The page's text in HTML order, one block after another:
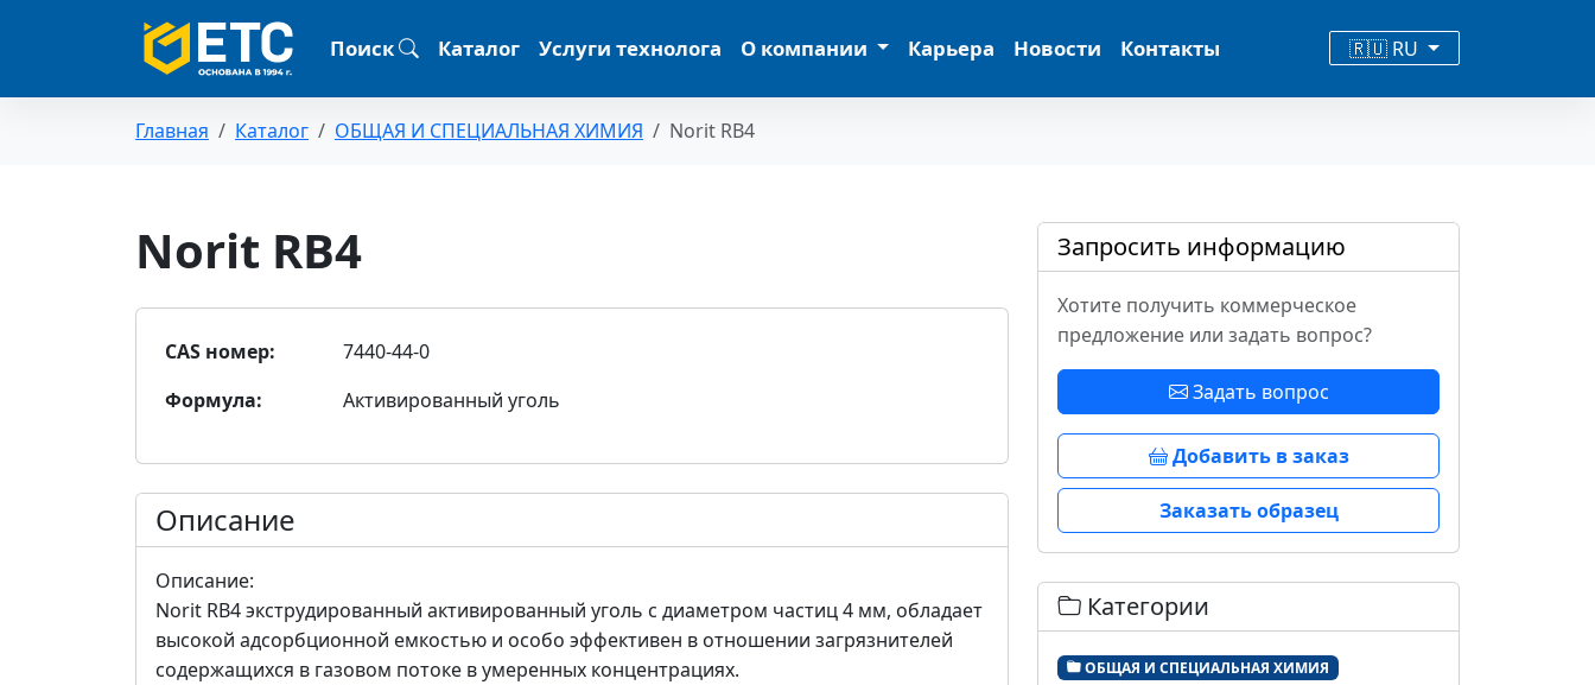
Поиск Каталог Услуги технолога О компании Карьера Новости Контакты 🇷🇺 RU
Главная Каталог ОБЩАЯ И СПЕЦИАЛЬНАЯ ХИМИЯ Norit RB4
Norit RB4
CAS номер:
7440-44-0
Формула:
Активированный уголь
Описание
Описание:
Norit RB4 экструдированный активированный уголь c диаметром частиц 4 мм, обладает
высокой адсорбционной емкостью и особо эффективен в отношении загрязнителей
содержащихся в газовом потоке в умеренных концентрациях.
Запросить информацию
Хотите получить коммерческое
предложение или задать вопрос?
Задать вопрос
Добавить в заказ
Заказать образец
Категории
ОБЩАЯ И СПЕЦИАЛЬНАЯ ХИМИЯ